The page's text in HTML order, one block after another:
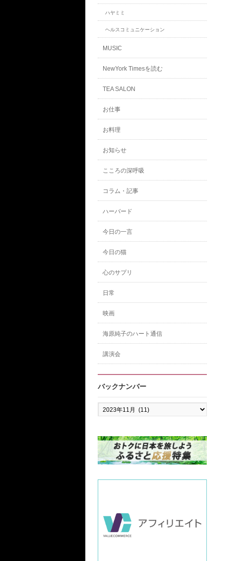
ハヤミミ
ヘルスコミュニケーション
MUSIC
NewYork Timesを読む
TEA SALON
お仕事
お料理
お知らせ
こころの深呼吸
コラム・記事
ハーバード
今日の一言
今日の猫
心のサプリ
日常
映画
海原純子のハート通信
講演会
バックナンバー
バ
ッ
ン
バ
ー